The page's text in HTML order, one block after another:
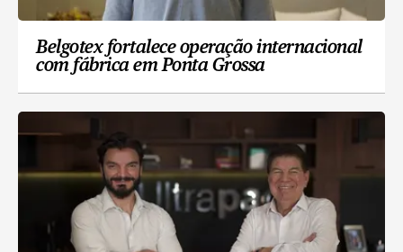
Belgotex fortalece operação internacional
com fábrica em Ponta Grossa